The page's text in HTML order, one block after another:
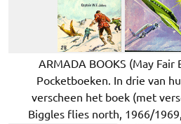
ARMADA BOOKS (May Fair
Pocketboeken. In drie van
verscheen het boek (met
Biggles flies north, 1966/